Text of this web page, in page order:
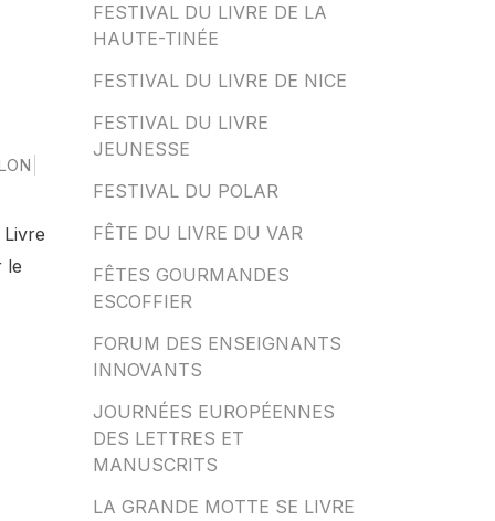
le
FESTIVAL DU LIVRE DE LA
HAUTE-TINÉE
FESTIVAL DU LIVRE DE NICE
FESTIVAL DU LIVRE
JEUNESSE
FESTIVAL DU POLAR
FÊTE DU LIVRE DU VAR
FÊTES GOURMANDES
ESCOFFIER
FORUM DES ENSEIGNANTS
INNOVANTS
JOURNÉES EUROPÉENNES
DES LETTRES ET
MANUSCRITS
LA GRANDE MOTTE SE LIVRE